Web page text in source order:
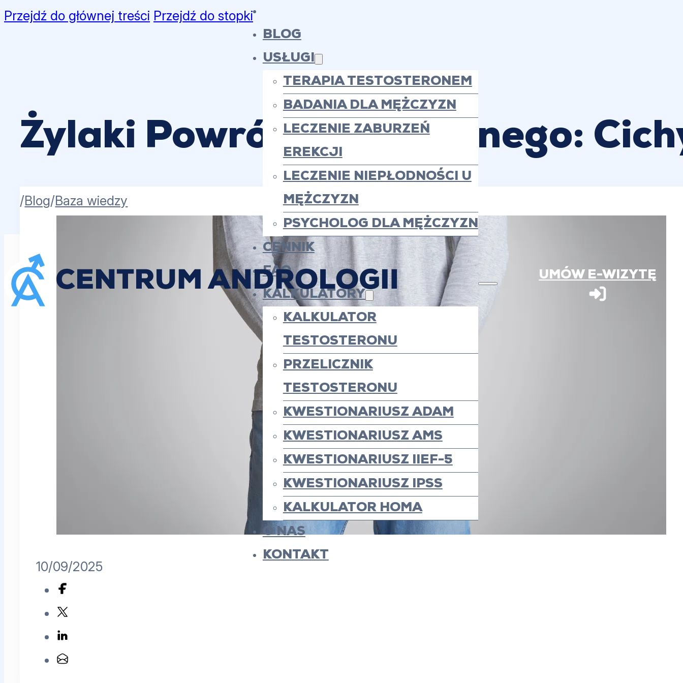
Przejdź do głównej treści Przejdź do stopki
BLOG
USŁUGI
TERAPIA TESTOSTERONEM
BADANIA DLA MĘŻCZYZN
LECZENIE ZABURZEŃ
EREKCJI
LECZENIE NIEPŁODNOŚCI U
MĘŻCZYZN
PSYCHOLOG DLA MĘŻCZYZN
CENNIK
FAQ
KALKULATORY
KALKULATOR
TESTOSTERONU
PRZELICZNIK
TESTOSTERONU
KWESTIONARIUSZ ADAM
KWESTIONARIUSZ AMS
KWESTIONARIUSZ IIEF-5
KWESTIONARIUSZ IPSS
KALKULATOR HOMA
O NAS
KONTAKT
UMÓW E-WIZYTĘ
Żylaki Powrózka Nasiennego:
/Blog/Baza wiedzy
10/09/2025